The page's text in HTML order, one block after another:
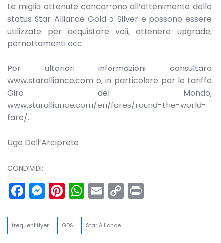
Le miglia ottenute concorrono all’ottenimento dello
status Star Alliance Gold o Silver e possono essere
utilizzate per acquistare voli, ottenere upgrade,
pernottamenti ecc.
Per ulteriori informazioni consultare
www.staralliance.com o, in particolare per le tariffe
Giro del Mondo,
www.staralliance.com/en/fares/round-the-world-
fare/.
Ugo Dell’Arciprete
CONDIVIDI:
Facebook
Messenger
Pinterest
WhatsApp
Email
Copy
Link
frequent flyer GDS Star Alliance